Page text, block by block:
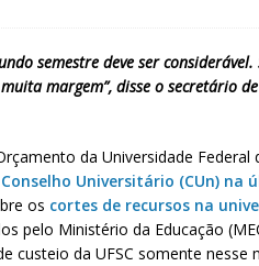
semestre deve ser
margem”, disse o secretário
da Universidade Federal
Conselho Universitário (CUn)
os cortes de recursos na
pelo Ministério da Educação
custeio da UFSC somente nesse